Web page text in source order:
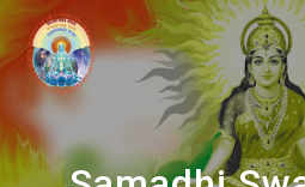
Skip
to